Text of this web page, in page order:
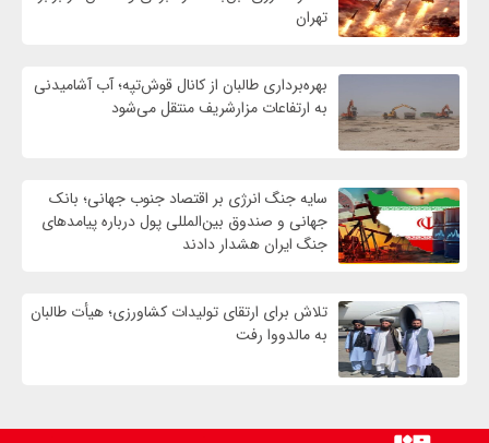
تهران
بهره‌برداری طالبان از کانال قوش‌تپه؛ آب آشامیدنی
به ارتفاعات مزارشریف منتقل می‌شود
سایه جنگ انرژی بر اقتصاد جنوب جهانی؛ بانک
جهانی و صندوق بین‌المللی پول درباره پیامدهای
جنگ ایران هشدار دادند
تلاش برای ارتقای تولیدات کشاورزی؛ هیأت طالبان
به مالدووا رفت